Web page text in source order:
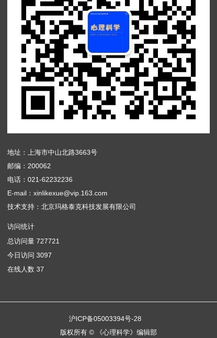
地址：上海市中山北路3663号
邮编：200062
电话：021-62232236
E-mail：xinlikexue@vip.163.com
技术支持： 北京玛格泰克科技发展有限公司
访问统计
总访问量 727721
今日访问 3097
在线人数 37
沪ICP备05003394号-28
版权所有 © 《心理科学》编辑部